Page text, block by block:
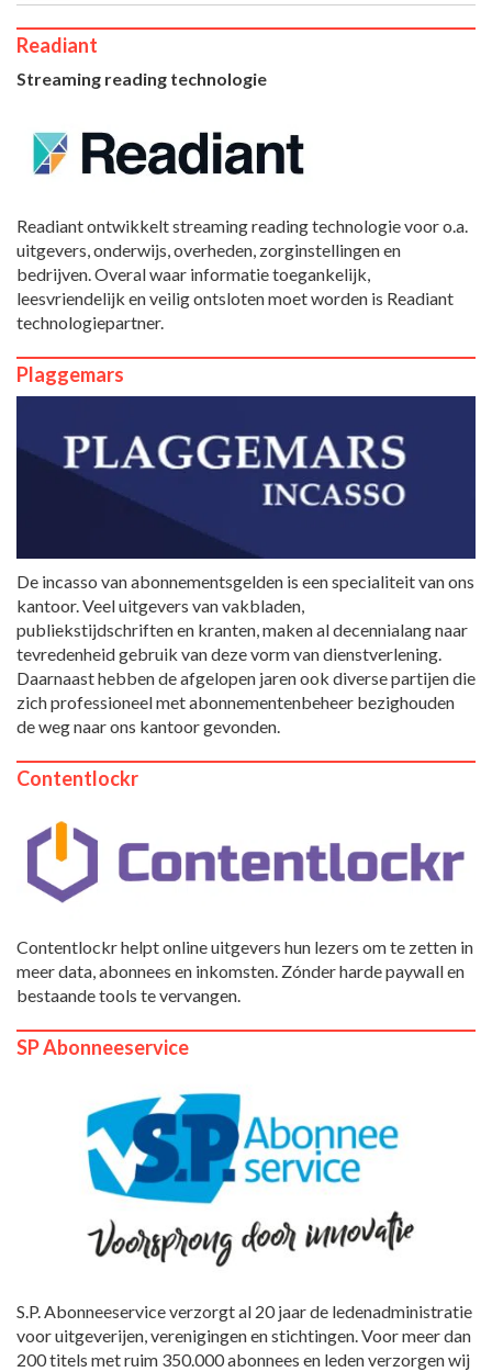
Readiant
Streaming reading technologie
Readiant ontwikkelt streaming reading technologie voor o.a.
uitgevers, onderwijs, overheden, zorginstellingen en
bedrijven. Overal waar informatie toegankelijk,
leesvriendelijk en veilig ontsloten moet worden is Readiant
technologiepartner.
Plaggemars
De incasso van abonnementsgelden is een specialiteit van ons
kantoor. Veel uitgevers van vakbladen,
publiekstijdschriften en kranten, maken al decennialang naar
tevredenheid gebruik van deze vorm van dienstverlening.
Daarnaast hebben de afgelopen jaren ook diverse partijen die
zich professioneel met abonnementenbeheer bezighouden
de weg naar ons kantoor gevonden.
Contentlockr
Contentlockr helpt online uitgevers hun lezers om te zetten in
meer data, abonnees en inkomsten. Zónder harde paywall en
bestaande tools te vervangen.
SP Abonneeservice
S.P. Abonneeservice verzorgt al 20 jaar de ledenadministratie
voor uitgeverijen, verenigingen en stichtingen. Voor meer dan
200 titels met ruim 350.000 abonnees en leden verzorgen wij